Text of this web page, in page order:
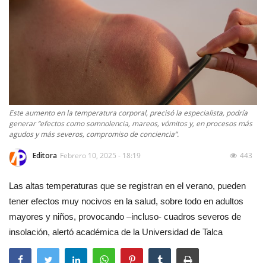
Este aumento en la temperatura corporal, precisó la especialista, podría
generar “efectos como somnolencia, mareos, vómitos y, en procesos más
agudos y más severos, compromiso de conciencia”.
Editora Febrero 10, 2025 - 18:19 443
Las altas temperaturas que se registran en el verano, pueden
tener efectos muy nocivos en la salud, sobre todo en adultos
mayores y niños, provocando –incluso- cuadros severos de
insolación, alertó académica de la Universidad de Talca